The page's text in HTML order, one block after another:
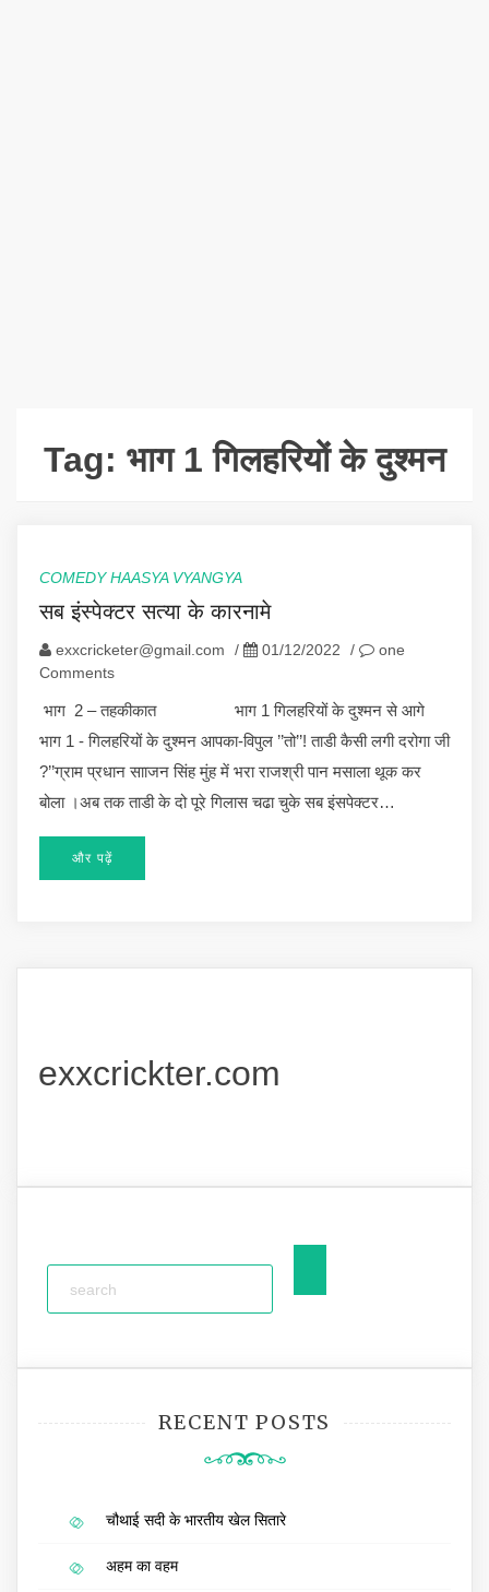
Tag: भाग 1 गिलहरियों के दुश्मन
COMEDY HAASYA VYANGYA
सब इंस्पेक्टर सत्या के कारनामे
exxcricketer@gmail.com / 01/12/2022 /
one
Comments
भाग 2 – तहकीकात भाग 1 गिलहरियों के दुश्मन से आगे
भाग 1 - गिलहरियों के दुश्मन आपका-विपुल ’’तो’’! ताडी कैसी लगी दरोगा जी
?’’ग्राम प्रधान सााजन सिंह मुंह में भरा राजश्री पान मसाला थूक कर
बोला ।अब तक ताडी के दो पूरे गिलास चढा चुके सब इंसपेक्टर…
और पढ़ें
exxcrickter.com
RECENT POSTS
चौथाई सदी के भारतीय खेल सितारे
अहम का वहम